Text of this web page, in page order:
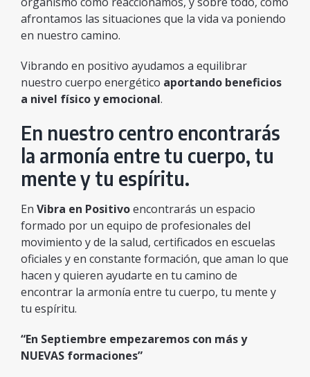
afrontamos las situaciones que la vida va poniendo
en nuestro camino.
Vibrando en positivo ayudamos a equilibrar
nuestro cuerpo energético aportando beneficios
a nivel físico y emocional.
En nuestro centro encontrarás
la armonía entre tu cuerpo, tu
mente y tu espíritu.
En Vibra en Positivoencontrarás un espacio
formado por un equipo de profesionales del
movimiento y de la salud, certificados en escuelas
oficiales y en constante formación, que aman lo que
hacen y quieren ayudarte en tu camino de
encontrar la armonía entre tu cuerpo, tu mente y
tu espíritu.
“En Septiembre empezaremos con más y
NUEVAS formaciones”